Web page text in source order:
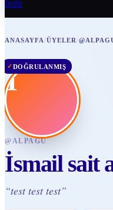
İndir
ANASAYFA/ÜYELER/
İ
✓DOĞRULANMIŞ
@ALPAGU
İsmail sait
“test test test”